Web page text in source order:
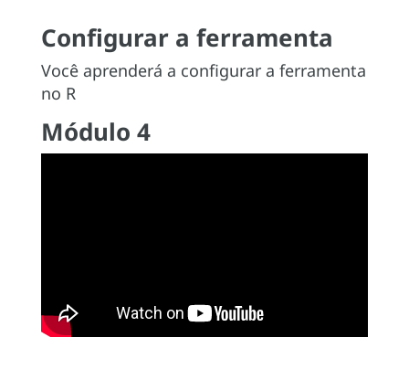
Configurar a ferramenta
Você aprenderá a configurar a ferramenta
no R
Módulo 4